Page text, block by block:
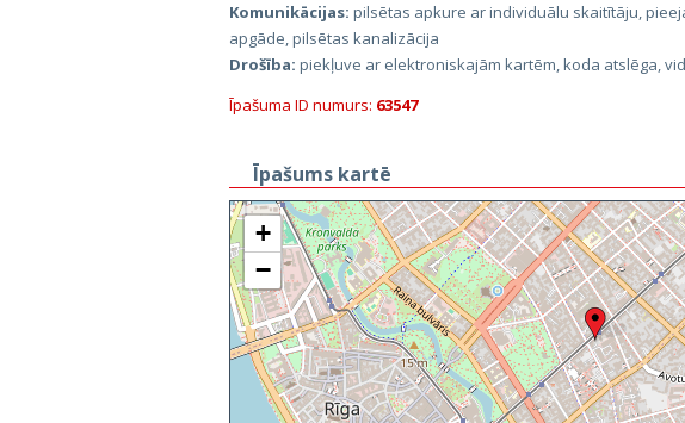
Komunikācijas: pilsētas apkure ar individuālu skaitītāju,
apgāde, pilsētas kanalizācija
Drošība: piekļuve ar elektroniskajām kartēm, koda atslēga,
Īpašuma ID numurs: 63547
Īpašums kartē
+
−